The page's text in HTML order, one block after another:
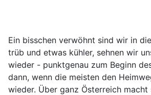
Ein bisschen verwöhnt sind wir in
trüb und etwas kühler, sehnen wir
wieder - punktgenau zum Beginn
dann, wenn die meisten den
wieder. Über ganz Österreich